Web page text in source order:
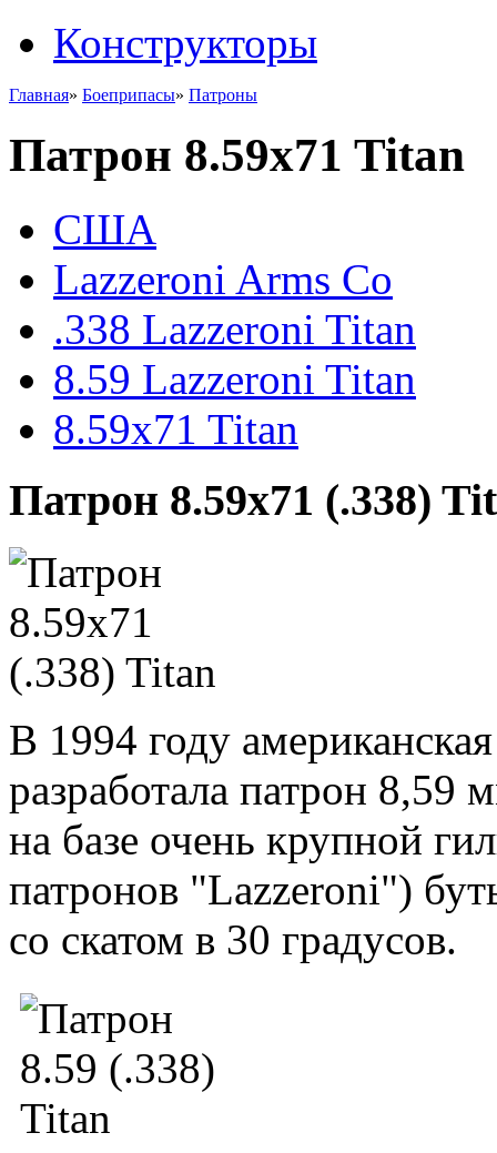
Конструкторы
Главная» Боеприпасы» Патроны
Патрон 8.59x71 Titan
США
Lazzeroni Arms Co
.338 Lazzeroni Titan
8.59 Lazzeroni Titan
8.59x71 Titan
Патрон 8.59x71 (.338)
В 1994 году
разработала патрон 8,59
на базе очень крупной
патронов "Lazzeroni")
со скатом в 30 градусов.